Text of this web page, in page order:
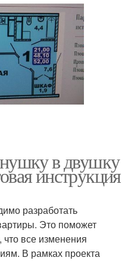
в двушку
инструкция
разработать
Это поможет
все изменения
В рамках проекта